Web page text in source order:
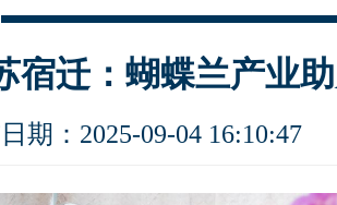
宿迁：蝴蝶兰产业
期：2025-09-04